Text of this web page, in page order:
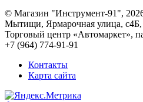
© Магазин "Инструмент-91",
Мытищи, Ярмарочная улица, с4Б,
Торговый центр «Автомаркет»,
+7 (964) 774-91-91
Контакты
Карта сайта